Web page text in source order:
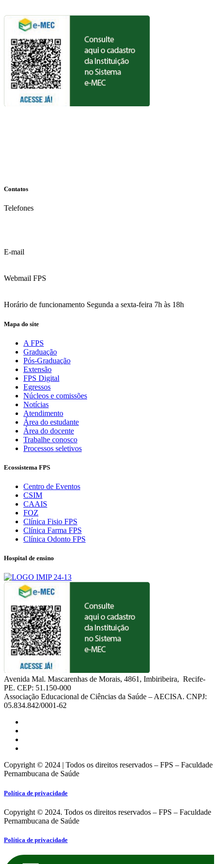
Contatos
Telefones
E-mail
Webmail FPS
Horário de funcionamento Segunda a sexta-feira 7h às 18h
Mapa do site
A FPS
Graduação
Pós-Graduação
Extensão
FPS Digital
Egressos
Núcleos e comissões
Notícias
Atendimento
Área do estudante
Área do docente
Trabalhe conosco
Processos seletivos
Ecossistema FPS
Centro de Eventos
CSIM
CAAIS
FOZ
Clínica Fisio FPS
Clínica Farma FPS
Clínica Odonto FPS
Hospital de ensino
Avenida Mal. Mascarenhas de Morais, 4861, Imbiribeira, Recife-
PE. CEP: 51.150-000
Associação Educacional de Ciências da Saúde – AECISA. CNPJ:
05.834.842/0001-62
Copyright © 2024 | Todos os direitos reservados – FPS – Faculdade
Pernambucana de Saúde
Política de privacidade
Copyright © 2024. Todos os direitos reservados – FPS – Faculdade
Pernambucana de Saúde
Política de privacidade